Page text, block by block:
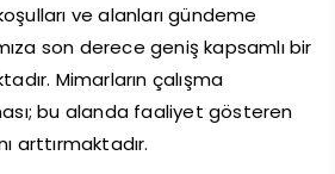
ve alanları gündeme
son derece geniş kapsamlı bir
Mimarların çalışma
bu alanda faaliyet gösteren
arttırmaktadır.